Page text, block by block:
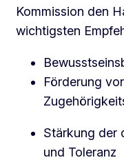
Kommission den
wichtigsten
Förderung
Stärkung der
und Toleranz